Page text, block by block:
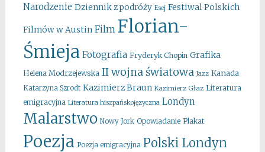
Narodzenie Dziennik z podróży Esej Festiwal Polskich
Filmów w Austin Film Florian-
Śmieja Fotografia Fryderyk Chopin Grafika
Helena Modrzejewska II wojna światowa Jazz Kanada
Katarzyna Szrodt Kazimierz Braun Kazimierz Głaz Literatura
emigracyjna Literatura hiszpańskojęzyczna Londyn
Malarstwo Nowy Jork Opowiadanie Plakat
Poezja Poezja emigracyjna Polski Londyn